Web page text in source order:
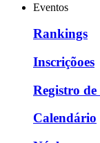
Eventos
Rankings
Inscriçõoes
Registro
Calendário